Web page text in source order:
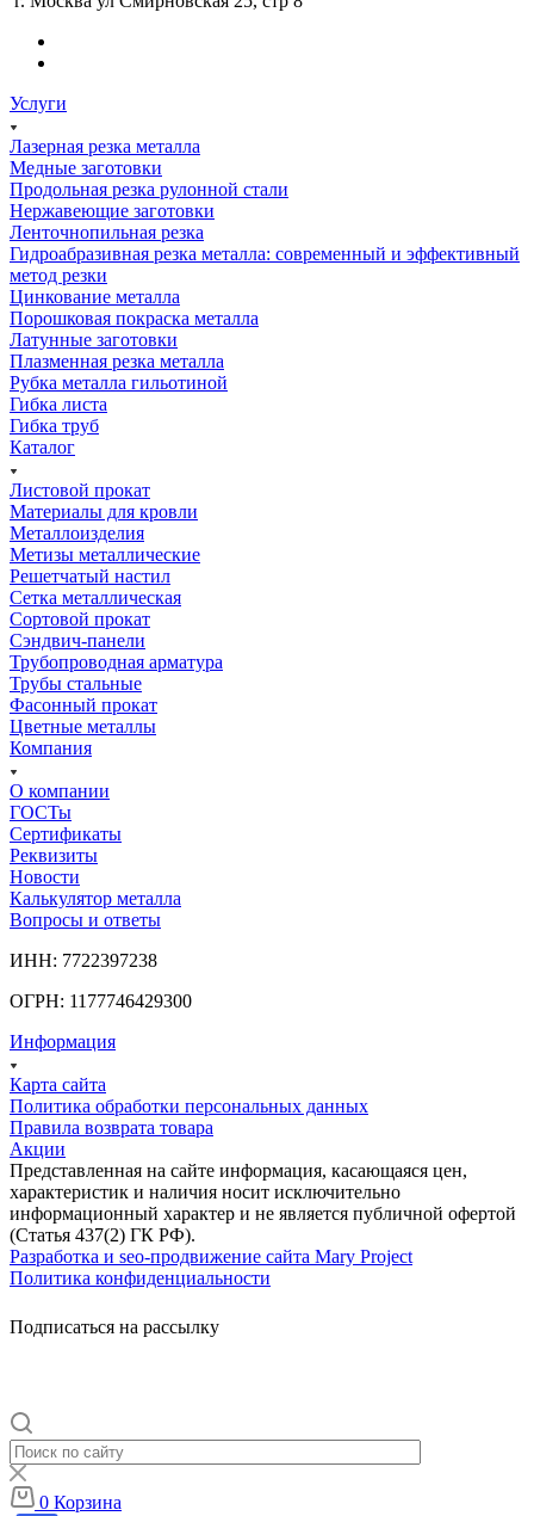
Услуги
Лазерная резка металла
Медные заготовки
Продольная резка рулонной стали
Нержавеющие заготовки
Ленточнопильная резка
Гидроабразивная резка металла: современный и эффективный
метод резки
Цинкование металла
Порошковая покраска металла
Латунные заготовки
Плазменная резка металла
Рубка металла гильотиной
Гибка листа
Гибка труб
Каталог
Листовой прокат
Материалы для кровли
Металлоизделия
Метизы металлические
Решетчатый настил
Сетка металлическая
Сортовой прокат
Сэндвич-панели
Трубопроводная арматура
Трубы стальные
Фасонный прокат
Цветные металлы
Компания
О компании
ГОСТы
Сертификаты
Реквизиты
Новости
Калькулятор металла
Вопросы и ответы
ИНН: 7722397238
ОГРН: 1177746429300
Информация
Карта сайта
Политика обработки персональных данных
Правила возврата товара
Акции
Представленная на сайте информация, касающаяся цен,
характеристик и наличия носит исключительно
информационный характер и не является публичной офертой
(Статья 437(2) ГК РФ).
Разработка и seo-продвижение сайта Mary Project
Политика конфиденциальности
Подписаться на рассылку
0 Корзина